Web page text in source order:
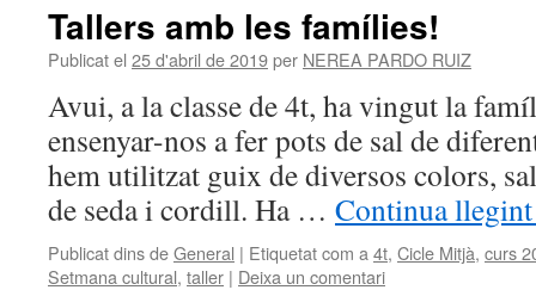
Tallers amb les famílies!
Publicat el 25 d'abril de 2019per NEREA PARDO RUIZ
Avui, a la classe de 4t, ha vingut la
ensenyar-nos a fer pots de sal de
hem utilitzat guix de diversos colors,
de seda i cordill. Ha … Continua
Publicat dins deGeneral | Etiquetat com a 4t, Cicle Mitjà, curs
Setmana cultural, taller | Deixa un comentari